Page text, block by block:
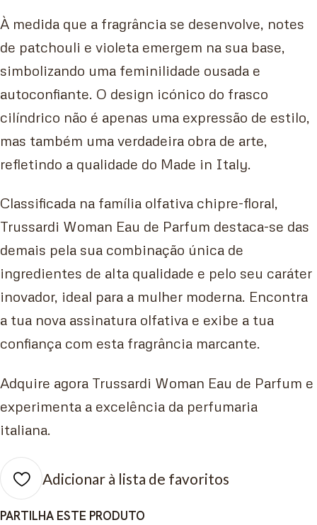
À medida que a fragrância se desenvolve, notes
de patchouli e violeta emergem na sua base,
simbolizando uma feminilidade ousada e
autoconfiante. O design icónico do frasco
cilíndrico não é apenas uma expressão de estilo,
mas também uma verdadeira obra de arte,
refletindo a qualidade do Made in Italy.
Classificada na família olfativa chipre-floral,
Trussardi Woman Eau de Parfum destaca-se das
demais pela sua combinação única de
ingredientes de alta qualidade e pelo seu caráter
inovador, ideal para a mulher moderna. Encontra
a tua nova assinatura olfativa e exibe a tua
confiança com esta fragrância marcante.
Adquire agora Trussardi Woman Eau de Parfum e
experimenta a excelência da perfumaria
italiana.
Adicionar à lista de favoritos
PARTILHA ESTE PRODUTO